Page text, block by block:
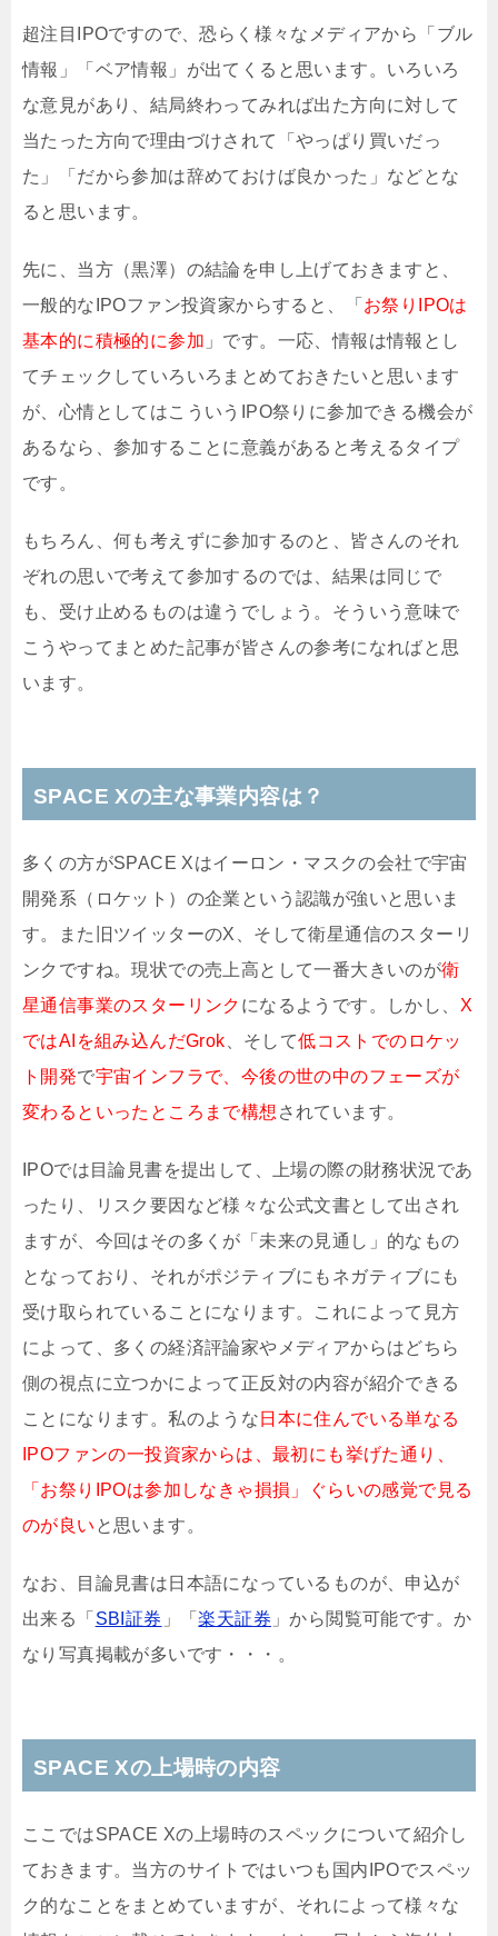
超注目IPOですので、恐らく様々なメディアから「ブル
情報」「ベア情報」が出てくると思います。いろいろ
な意見があり、結局終わってみれば出た方向に対して
当たった方向で理由づけされて「やっぱり買いだっ
た」「だから参加は辞めておけば良かった」などとな
ると思います。
先に、当方（黒澤）の結論を申し上げておきますと、
一般的なIPOファン投資家からすると、「 お祭りIPOは
基本的に積極的に参加 」です。一応、情報は情報とし
てチェックしていろいろまとめておきたいと思います
が、心情としてはこういうIPO祭りに参加できる機会が
あるなら、参加することに意義があると考えるタイプ
です。
もちろん、何も考えずに参加するのと、皆さんのそれ
ぞれの思いで考えて参加するのでは、結果は同じで
も、受け止めるものは違うでしょう。そういう意味で
こうやってまとめた記事が皆さんの参考になればと思
います。
SPACE Xの主な事業内容は？
多くの方がSPACE Xはイーロン・マスクの会社で宇宙
開発系（ロケット）の企業という認識が強いと思いま
す。また旧ツイッターのX、そして衛星通信のスターリ
ンクですね。現状での売上高として一番大きいのが衛
星通信事業のスターリンク になるようです。しかし、 X
ではAIを組み込んだGrok 、そして低コストでのロケッ
ト開発で宇宙インフラで、今後の世の中のフェーズが
変わるといったところまで構想 されています。
IPOでは目論見書を提出して、上場の際の財務状況であ
ったり、リスク要因など様々な公式文書として出され
ますが、今回はその多くが「未来の見通し」的なもの
となっており、それがポジティブにもネガティブにも
受け取られていることになります。これによって見方
によって、多くの経済評論家やメディアからはどちら
側の視点に立つかによって正反対の内容が紹介できる
ことになります。私のような 日本に住んでいる単なる
IPOファンの一投資家からは、最初にも挙げた通り、
「お祭りIPOは参加しなきゃ損損」ぐらいの感覚で見る
のが良い と思います。
なお、目論見書は日本語になっているものが、申込が
出来る「 SBI証券 」「楽天証券 」から閲覧可能です。か
なり写真掲載が多いです・・・。
SPACE Xの上場時の内容
ここではSPACE Xの上場時のスペックについて紹介し
ておきます。当方のサイトではいつも国内IPOでスペッ
ク的なことをまとめていますが、それによって様々な